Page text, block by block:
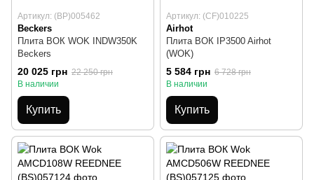
Артикул: (BP)005462
Beckers
Плита ВОК WOK INDW350K
Beckers
20 025 грн 22 250 грн
В наличии
Купить
Артикул: (CF)010225
Airhot
Плита ВОК IP3500 Airhot
(WOK)
5 584 грн 6 728 грн
В наличии
Купить